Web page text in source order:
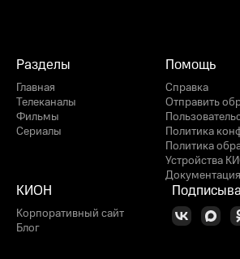
Разделы
Главная
Телеканалы
Фильмы
Сериалы
Помощь
Справка
Отправить
Политика
Политика
Устройства
КИОН
Корпоративный сайт
Блог